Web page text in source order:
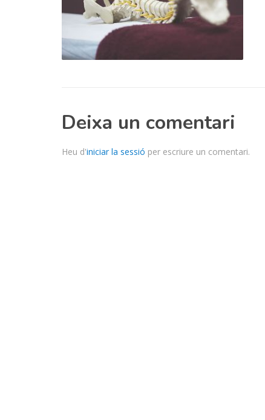
Deixa un comentari
Heu d'iniciar la sessió per escriure un comentari.